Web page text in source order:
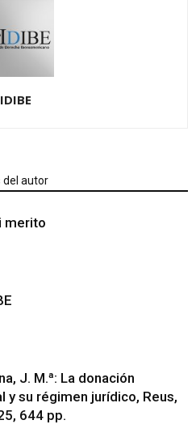
IDIBE
del autor
merito
J. M.ª: La donación
y su régimen jurídico, Reus,
644 pp.